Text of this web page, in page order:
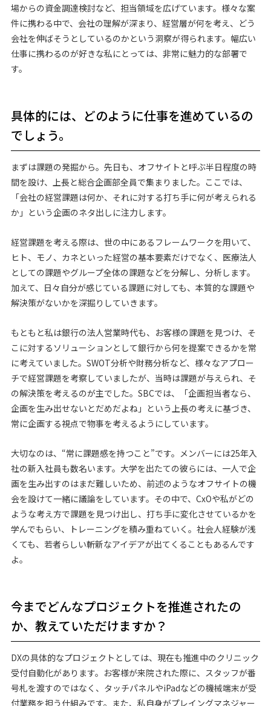
場からの資金調達検討など、担当領域を広げています。様々な案
件に携わる中で、会社の理解が深まり、経営層が何を考え、どう
会社を伸ばそうとしているのかという洞察が得られます。幅広い
仕事に携わるのが好きな私にとっては、非常に魅力的な部署で
す。
具体的には、どのように仕事を進めているの
でしょう。
まずは課題の発掘から。先日も、オフサイトと呼ぶ半日程度の時
間を設け、上長と総合企画部全員で集まりました。ここでは、
「会社の経営課題は何か、それに対する打ち手に何が考えられる
か」という企画のネタ出しに注力します。
経営課題を考える際は、世の中にあるフレームワークを用いて、
ヒト、モノ、カネといった経営の基本要素だけでなく、医療法人
としての課題やグループ全体の課題などを分解し、分析します。
加えて、日々自分が感じている課題に対しても、本質的な課題や
解決策がないかを深掘りしていきます。
もともと私は銀行の法人営業時代も、お客様の課題を見つけ、そ
こに対するソリューションとして銀行から何を提案できるかを常
に考えていました。SWOT分析や財務分析など、様々なアプロー
チで経営課題を考察していましたが、当時は課題が与えられ、そ
の解決策を考えるのが主でした。SBCでは、「企画担当者なら、
企画を生み出せないとだめだよね」という上長の考えに基づき、
常に企画する視点で物事を考えるようにしています。
大切なのは、“常に課題感を持つこと”です。メンバーには25年入
社の新入社員も数名います。大学を出たての彼らには、一人で企
画を生み出すのはまだ難しいため、前述のようなオフサイトの機
会を設けて一緒に議論をしています。その中で、CxOや私がどの
ような考え方で課題を見つけ出し、打ち手に変化させているかを
学んでもらい、トレーニングを積み重ねていく。社会人経験が浅
くても、若者らしい斬新なアイデアが出てくることもあるんです
よ。
今までどんなプロジェクトを推進されたの
か、教えていただけますか？
DXの具体的なプロジェクトとしては、現在も推進中のクリニック
受付自動化があります。お客様が来院された際に、スタッフが番
号札を渡すのではなく、タッチパネルやiPadなどの機械端末が受
付業務を担う仕組みです。また、私自身がプレイングマネジャー